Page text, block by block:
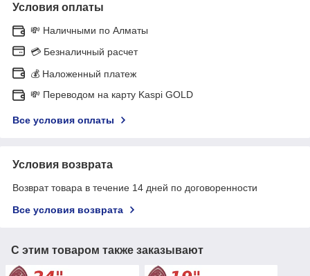
Условия оплаты
💸 Наличными по Алматы
💳 Безналичный расчет
💰 Наложенный платеж
💸 Переводом на карту Kaspi GOLD
Все условия оплаты
Условия возврата
Возврат товара в течение 14 дней по договоренности
Все условия возврата
С этим товаром также заказывают